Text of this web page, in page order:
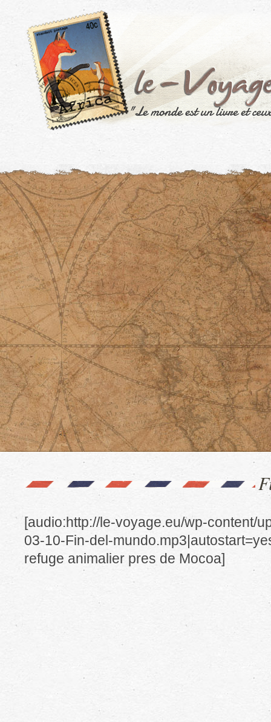
[audio:http://le-voyage.eu/wp-content/
03-10-Fin-del-
refuge animalier pres de Mocoa]